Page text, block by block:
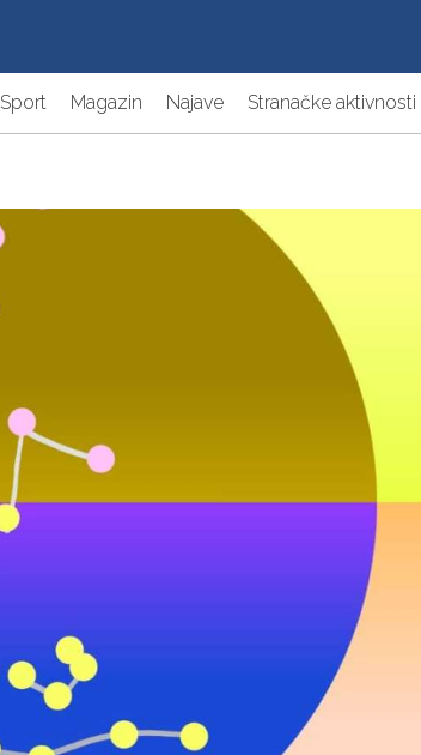
Sport Magazin Najave Stranačke aktivnosti